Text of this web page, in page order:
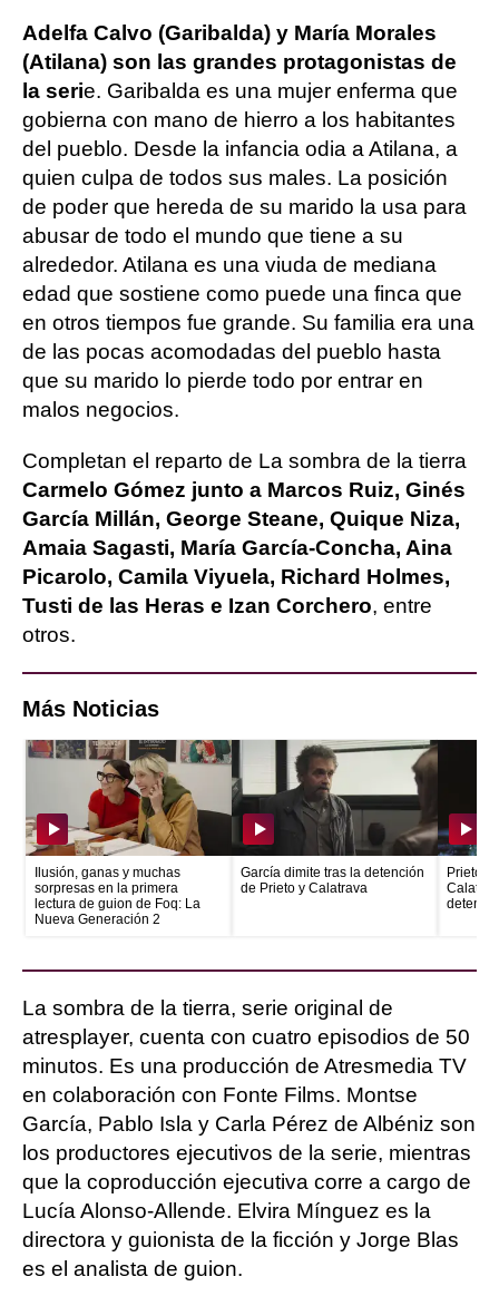
Adelfa Calvo (Garibalda) y María Morales
(Atilana) son las grandes protagonistas de
la serie. Garibalda es una mujer enferma que
gobierna con mano de hierro a los habitantes
del pueblo. Desde la infancia odia a Atilana, a
quien culpa de todos sus males. La posición
de poder que hereda de su marido la usa para
abusar de todo el mundo que tiene a su
alrededor. Atilana es una viuda de mediana
edad que sostiene como puede una finca que
en otros tiempos fue grande. Su familia era una
de las pocas acomodadas del pueblo hasta
que su marido lo pierde todo por entrar en
malos negocios.
Completan el reparto de La sombra de la tierra
Carmelo Gómez junto a Marcos Ruiz, Ginés
García Millán, George Steane, Quique Niza,
Amaia Sagasti, María García-Concha, Aina
Picarolo, Camila Viyuela, Richard Holmes,
Tusti de las Heras e Izan Corchero, entre
otros.
Más Noticias
Ilusión, ganas y muchas
sorpresas en la primera
lectura de guion de Foq: La
Nueva Generación 2
García dimite tras la detención
de Prieto y Calatrava
Prieto
La sombra de la tierra, serie original de
atresplayer, cuenta con cuatro episodios de 50
minutos. Es una producción de Atresmedia TV
en colaboración con Fonte Films. Montse
García, Pablo Isla y Carla Pérez de Albéniz son
los productores ejecutivos de la serie, mientras
que la coproducción ejecutiva corre a cargo de
Lucía Alonso-Allende. Elvira Mínguez es la
directora y guionista de la ficción y Jorge Blas
es el analista de guion.